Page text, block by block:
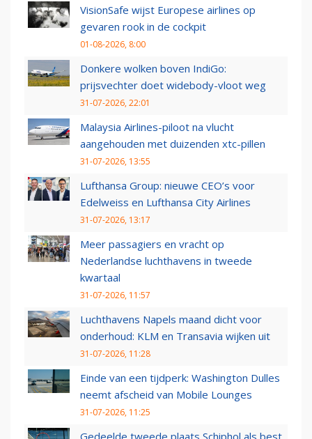
VisionSafe wijst Europese airlines op
gevaren rook in de cockpit
01-08-2026, 8:00
Donkere wolken boven IndiGo:
prijsvechter doet widebody-vloot weg
31-07-2026, 22:01
Malaysia Airlines-piloot na vlucht
aangehouden met duizenden xtc-pillen
31-07-2026, 13:55
Lufthansa Group: nieuwe CEO’s voor
Edelweiss en Lufthansa City Airlines
31-07-2026, 13:17
Meer passagiers en vracht op
Nederlandse luchthavens in tweede
kwartaal
31-07-2026, 11:57
Luchthavens Napels maand dicht voor
onderhoud: KLM en Transavia wijken uit
31-07-2026, 11:28
Einde van een tijdperk: Washington Dulles
neemt afscheid van Mobile Lounges
31-07-2026, 11:25